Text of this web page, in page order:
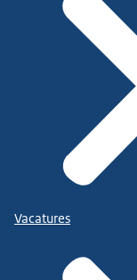
Vacatures